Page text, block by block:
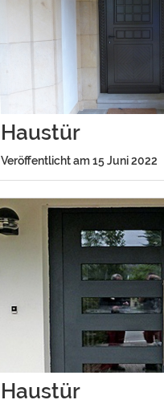
Haustür
Veröffentlicht am 15 Juni 2022
Haustür